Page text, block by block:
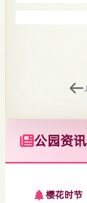
公园资讯
樱花时节